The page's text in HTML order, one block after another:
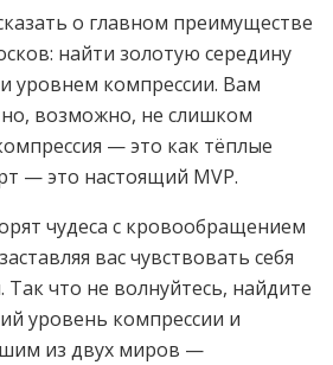
о главном преимуществе
найти золотую середину
уровнем компрессии. Вам
возможно, не слишком
— это как тёплые
— это настоящий MVP.
чудеса с кровообращением
вас чувствовать себя
что не волнуйтесь, найдите
уровень компрессии и
из двух миров —